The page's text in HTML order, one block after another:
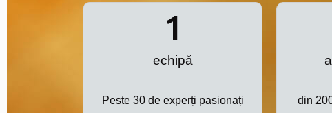
echipă
1
Peste 30 de experți pasionați
din